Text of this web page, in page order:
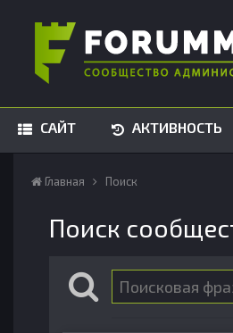
САЙТ АКТИВНОСТЬ
Главная Поиск
Поиск